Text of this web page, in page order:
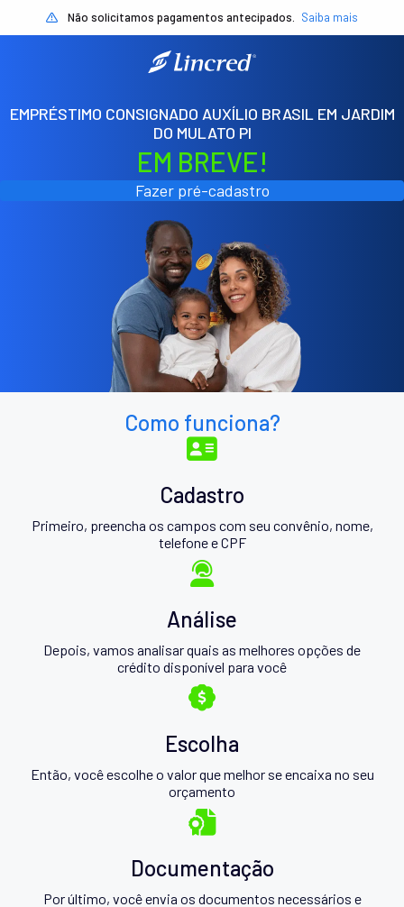
Não solicitamos pagamentos antecipados. Saiba mais
EMPRÉSTIMO CONSIGNADO AUXÍLIO BRASIL EM JARDIM
DO MULATO PI
EM BREVE!
Fazer pré-cadastro
Como funciona?
Cadastro
Primeiro, preencha os campos com seu convênio, nome,
telefone e CPF
Análise
Depois, vamos analisar quais as melhores opções de
crédito disponível para você
Escolha
Então, você escolhe o valor que melhor se encaixa no seu
orçamento
Documentação
Por último, você envia os documentos necessários e